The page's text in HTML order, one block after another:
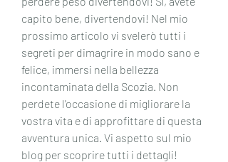
capito bene, divertendovi! Nel mio
prossimo articolo vi svelerò tutti i
segreti per dimagrire in modo sano e
felice, immersi nella bellezza
incontaminata della Scozia. Non
perdete l'occasione di migliorare la
vostra vita e di approfittare di questa
avventura unica. Vi aspetto sul mio
blog per scoprire tutti i dettagli!